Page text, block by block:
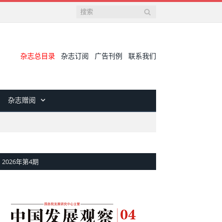
杂志总目录 杂志订阅 广告刊例 联系我们
杂志赠阅
2026年第4期